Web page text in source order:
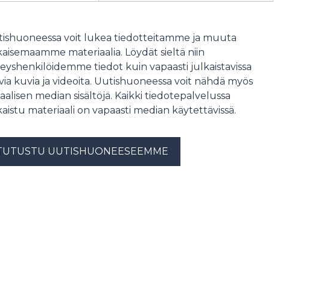
kesäkuussa korkeampi kuin vuosi
sitten. Aiempaa suurempi osa
uusista mökkilainoista sidottiin 3 tai 6
kuukauden euriborkorkoon.
voit lukea tiedotteitamme ja muuta
materiaalia. Löydät sieltä niin
tiedot kuin vapaasti julkaistavissa
kuvia ja videoita. Uutishuoneessa voit nähdä myös
median sisältöjä. Kaikki tiedotepalvelussa
materiaali on vapaasti median käytettävissä.
UUTISHUONEESEEMME